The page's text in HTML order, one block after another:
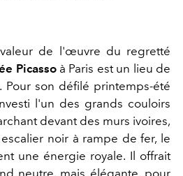
de l'œuvre du regretté
Picassoà Paris est un lieu de
son défilé printemps-été
l'un des grands couloirs
devant des murs ivoires,
noir à rampe de fer, le
une énergie royale. Il offrait